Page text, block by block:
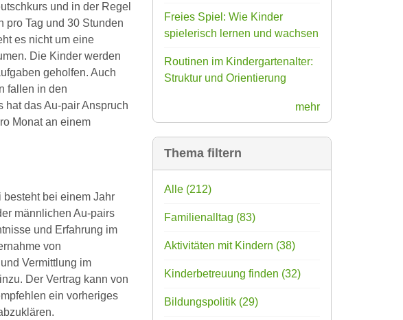
und in der Regel
pro Tag und 30 Stunden
es nicht um eine
Die Kinder werden
geholfen. Auch
fallen in den
das Au-pair Anspruch
Monat an einem
besteht bei einem Jahr
männlichen Au-pairs
und Erfahrung im
von
Vermittlung im
Der Vertrag kann von
ein vorheriges
Freies Spiel: Wie Kinder
spielerisch lernen und wachsen
Routinen im Kindergartenalter:
Struktur und Orientierung
mehr
Thema filtern
Alle (212)
Familienalltag (83)
Aktivitäten mit Kindern (38)
Kinderbetreuung finden (32)
Bildungspolitik (29)